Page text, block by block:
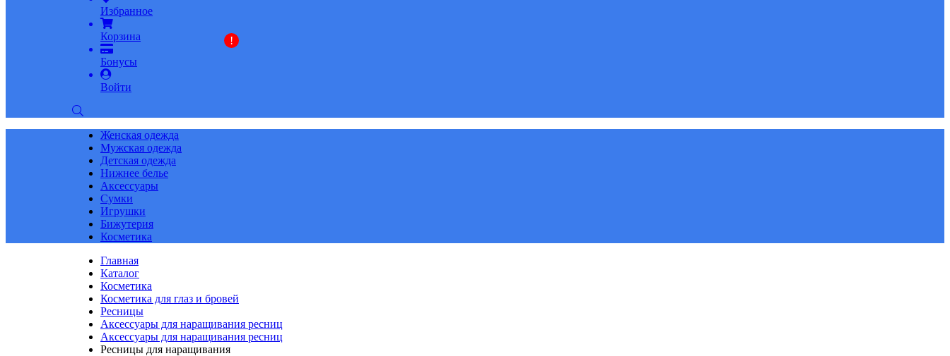
Избранное
Корзина
Бонусы
!
Войти
Женская одежда
Мужская одежда
Детская одежда
Нижнее белье
Аксессуары
Сумки
Игрушки
Бижутерия
Косметика
Главная
Каталог
Косметика
Косметика для глаз и бровей
Ресницы
Аксессуары для наращивания ресниц
Аксессуары для наращивания ресниц
Ресницы для наращивания